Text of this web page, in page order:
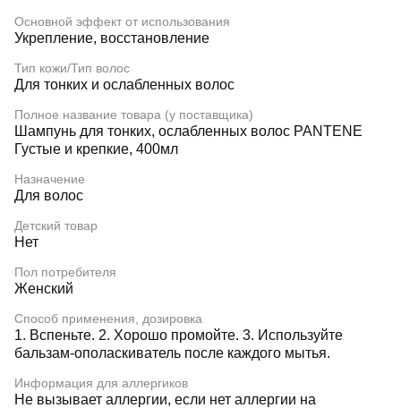
Основной эффект от использования
Укрепление, восстановление
Тип кожи/Тип волос
Для тонких и ослабленных волос
Полное название товара (у поставщика)
Шампунь для тонких, ослабленных волос PANTENE
Густые и крепкие, 400мл
Назначение
Для волос
Детский товар
Нет
Пол потребителя
Женский
Способ применения, дозировка
1. Вспеньте. 2. Хорошо промойте. 3. Используйте
бальзам-ополаскиватель после каждого мытья.
Информация для аллергиков
Не вызывает аллергии, если нет аллергии на